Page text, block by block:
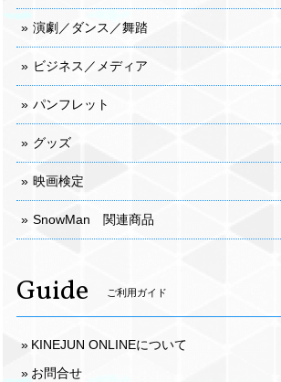
演劇／ダンス／舞踏
ビジネス／メディア
パンフレット
グッズ
映画検定
SnowMan 関連商品
Guide ご利用ガイド
KINEJUN ONLINEについて
お問合せ